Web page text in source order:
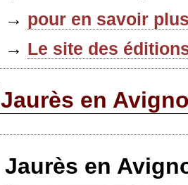
→ pour en savoir
→ Le site des
Jaurès en
Jaurès en